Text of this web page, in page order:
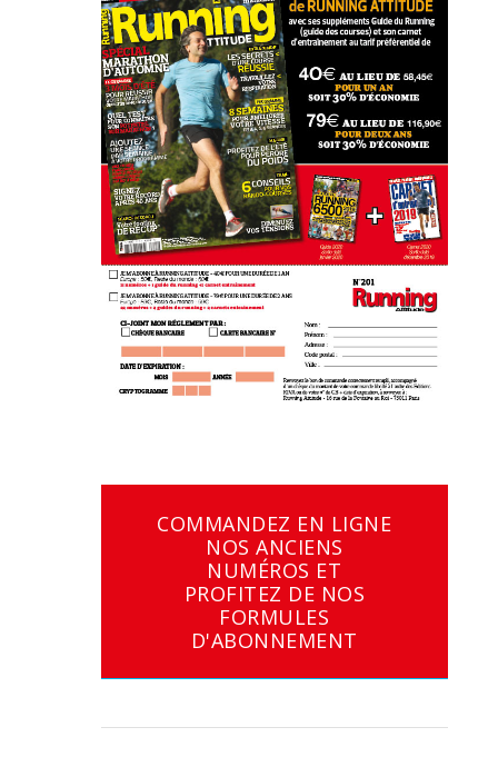
COMMANDEZ EN LIGNE
NOS ANCIENS
NUMÉROS ET
PROFITEZ DE NOS
FORMULES
D'ABONNEMENT